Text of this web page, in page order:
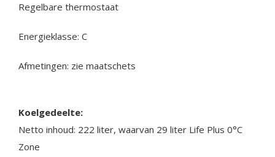
Regelbare thermostaat
Energieklasse: C
Afmetingen: zie maatschets
Koelgedeelte:
Netto inhoud: 222 liter, waarvan 29 liter Life Plus 0°C
Zone